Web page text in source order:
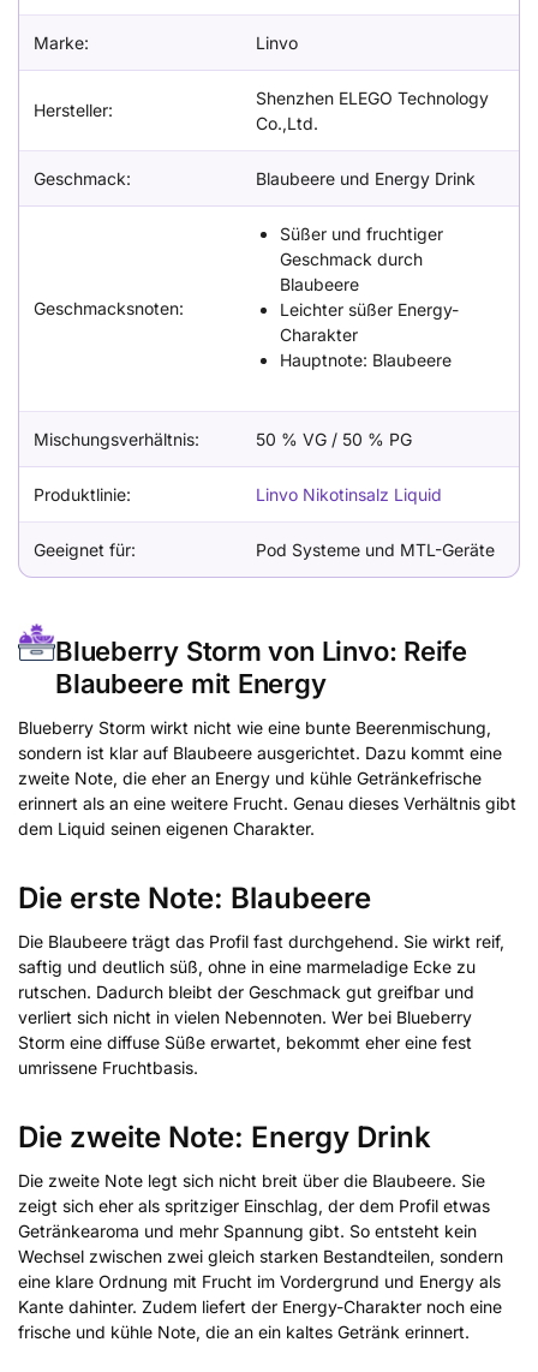
Marke: Linvo
Hersteller:
Shenzhen ELEGO Technology
Co.,Ltd.
Geschmack: Blaubeere und Energy Drink
Geschmacksnoten:
Süßer und fruchtiger
Geschmack durch
Blaubeere
Leichter süßer Energy-
Charakter
Hauptnote: Blaubeere
Mischungsverhältnis: 50 % VG / 50 % PG
Produktlinie: Linvo Nikotinsalz Liquid
Geeignet für: Pod Systeme und MTL-Geräte
Blueberry Storm von Linvo: Reife
Blaubeere mit Energy
Blueberry Storm wirkt nicht wie eine bunte Beerenmischung,
sondern ist klar auf Blaubeere ausgerichtet. Dazu kommt eine
zweite Note, die eher an Energy und kühle Getränkefrische
erinnert als an eine weitere Frucht. Genau dieses Verhältnis gibt
dem Liquid seinen eigenen Charakter.
Die erste Note: Blaubeere
Die Blaubeere trägt das Profil fast durchgehend. Sie wirkt reif,
saftig und deutlich süß, ohne in eine marmeladige Ecke zu
rutschen. Dadurch bleibt der Geschmack gut greifbar und
verliert sich nicht in vielen Nebennoten. Wer bei Blueberry
Storm eine diffuse Süße erwartet, bekommt eher eine fest
umrissene Fruchtbasis.
Die zweite Note: Energy Drink
Die zweite Note legt sich nicht breit über die Blaubeere. Sie
zeigt sich eher als spritziger Einschlag, der dem Profil etwas
Getränkearoma und mehr Spannung gibt. So entsteht kein
Wechsel zwischen zwei gleich starken Bestandteilen, sondern
eine klare Ordnung mit Frucht im Vordergrund und Energy als
Kante dahinter. Zudem liefert der Energy-Charakter noch eine
frische und kühle Note, die an ein kaltes Getränk erinnert.